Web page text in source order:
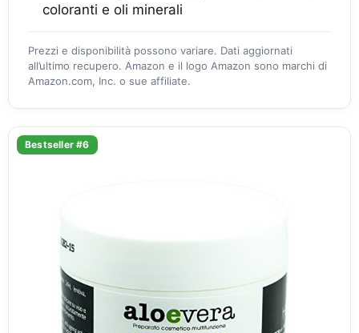
coloranti e oli minerali
Prezzi e disponibilità possono variare. Dati aggiornati
all’ultimo recupero. Amazon e il logo Amazon sono marchi di
Amazon.com, Inc. o sue affiliate.
Bestseller #6